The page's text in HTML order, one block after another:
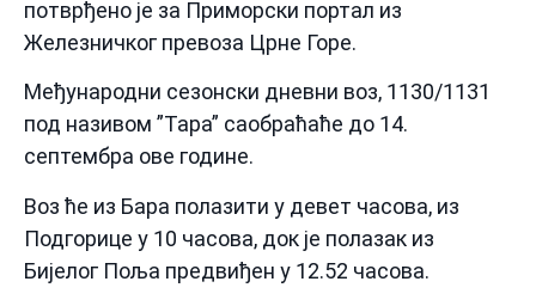
потврђено је за Приморски портал из
Железничког превоза Црне Горе.
Међународни сезонски дневни воз, 1130/1131
под називом ”Тара” саобраћаће до 14.
септембра ове године.
Воз ће из Бара полазити у девет часова, из
Подгорице у 10 часова, док је полазак из
Бијелог Поља предвиђен у 12.52 часова.